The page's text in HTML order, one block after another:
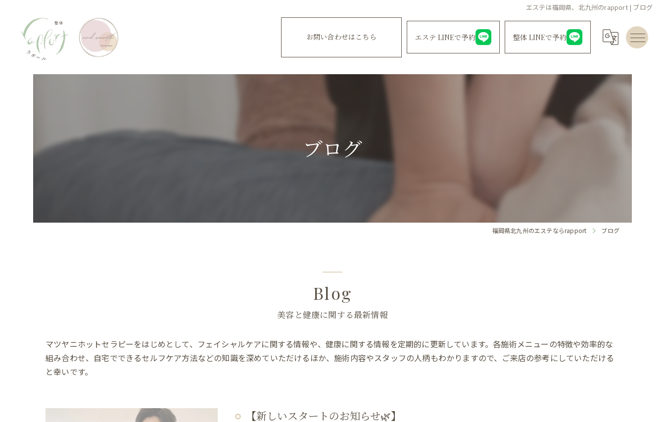
エステは福岡県、北九州のrapport | ブログ
お問い合わせはこちら エステ LINEで予約 整体 LINEで予約
ブログ
福岡県北九州のエステならrapport ブログ
Blog
美容と健康に関する最新情報
マツヤニホットセラピーをはじめとして、フェイシャルケアに関する情報や、健康に関する情報を定期的に更新しています。各施術メニューの特徴や効率的な
組み合わせ、自宅でできるセルフケア方法などの知識を深めていただけるほか、施術内容やスタッフの人柄もわかりますので、ご来店の参考にしていただける
と幸いです。
【新しいスタートのお知らせ🌿】